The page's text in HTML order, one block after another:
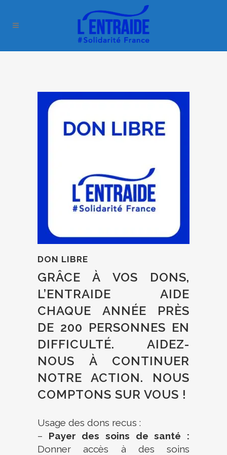
DON LIBRE
GRÂCE À VOS DONS,
L’ENTRAIDE AIDE
CHAQUE ANNÉE PRÈS
DE 200 PERSONNES EN
DIFFICULTÉ. AIDEZ-
NOUS À CONTINUER
NOTRE ACTION. NOUS
COMPTONS SUR VOUS !
Usage des dons recus :
– Payer des soins de santé :
Donner accès à des soins